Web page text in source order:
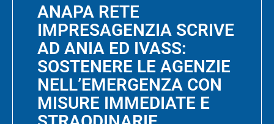
ANAPA RETE
IMPRESAGENZIA SCRIVE
AD ANIA ED IVASS:
SOSTENERE LE AGENZIE
NELL’EMERGENZA CON
MISURE IMMEDIATE E